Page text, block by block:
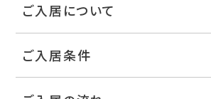
ご入居について
ご入居条件